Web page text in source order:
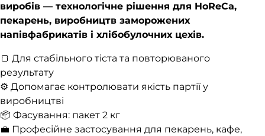
виробів — технологічне рішення для HoReCa,
пекарень, виробництв заморожених
напівфабрикатів і хлібобулочних цехів.
🍞 Для стабільного тіста та повторюваного
результату
⚙️ Допомагає контролювати якість партії у
виробництві
📦 Фасування: пакет 2 кг
💼 Професійне застосування для пекарень, кафе,